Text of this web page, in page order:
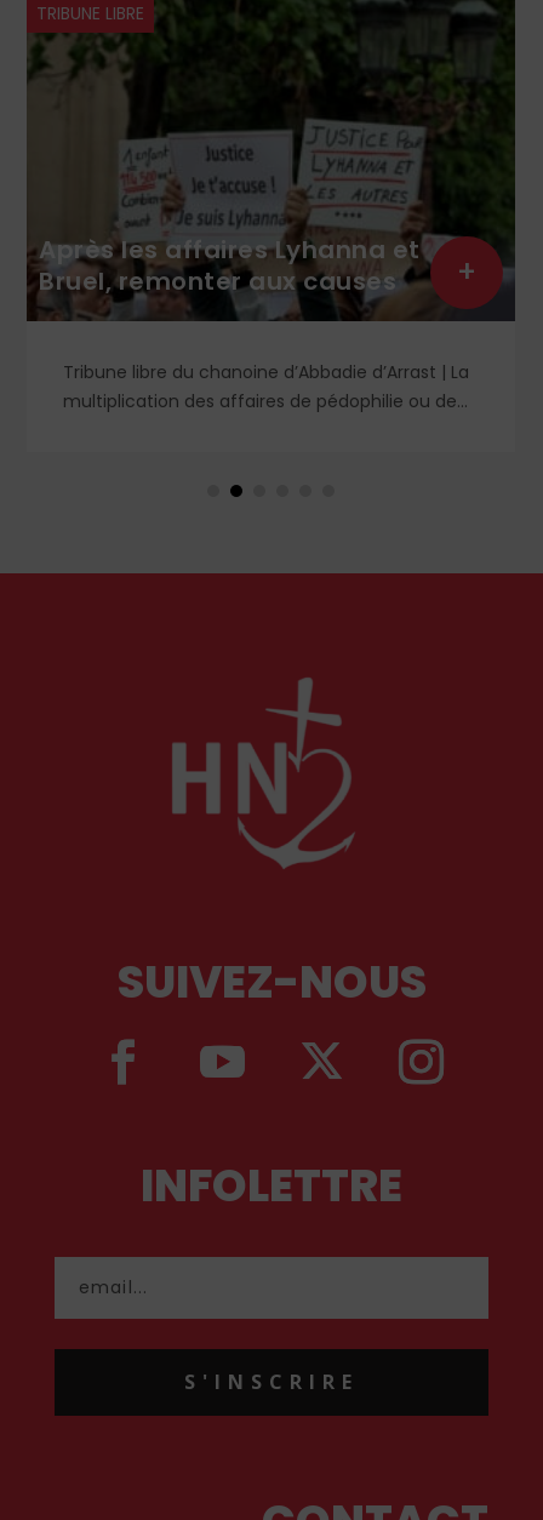
TRIBUNE LIBRE
Après les affaires Lyhanna et
Bruel, remonter aux causes
Tribune libre du chanoine d’Abbadie d’Arrast | La
multiplication des affaires de pédophilie ou de
mais qu’il aura fallu le courage de notre époque
l’ordre et de l’autorité judiciaire pour fustiger
+
SUIVEZ-NOUS
INFOLETTRE
S'INSCRIRE